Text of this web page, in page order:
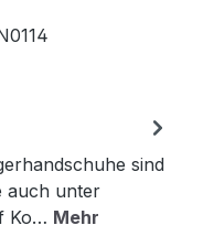
sind
auch unter
Ko… Mehr